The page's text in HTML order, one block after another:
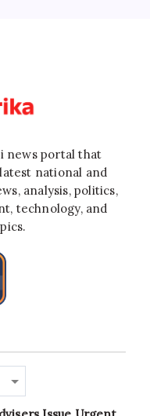
news portal that
national and
analysis, politics,
technology, and